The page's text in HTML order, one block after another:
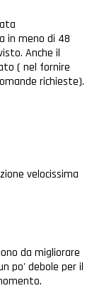
in meno di 48
Anche il
( nel fornire
richieste).
velocissima
da migliorare
po' debole per il